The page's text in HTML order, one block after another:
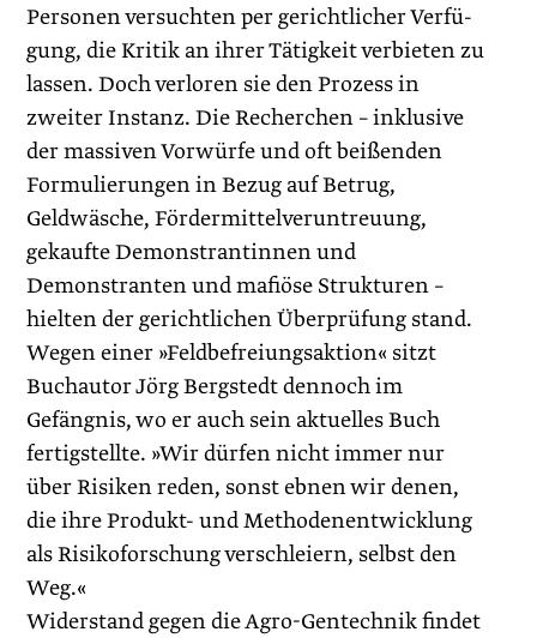
Personen versuchten per gerichtlicher Verfü-
gung, die Kritik an ihrer Tätigkeit verbieten zu
lassen. Doch verloren sie den Prozess in
zweiter Instanz. Die Recherchen – inklusive
der massiven Vorwürfe und oft beißenden
Formulierungen in Bezug auf Betrug,
Geldwäsche, Fördermittelveruntreuung,
gekaufte Demonstrantinnen und
Demonstranten und mafiöse Strukturen –
hielten der gerichtlichen Überprüfung stand.
Wegen einer »Feldbefreiungsaktion« sitzt
Buchautor Jörg Bergstedt dennoch im
Gefängnis, wo er auch sein aktuelles Buch
fertigstellte. »Wir dürfen nicht immer nur
über Risiken reden, sonst ebnen wir denen,
die ihre Produkt- und Methodenentwicklung
als Risikoforschung verschleiern, selbst den
Weg.«
Widerstand gegen die Agro-Gentechnik findet